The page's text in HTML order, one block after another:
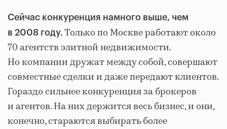
Сейчас конкуренция намного выше, чем
в 2008 году. Только по Москве работают около
70 агентств элитной недвижимости.
Но компании дружат между собой, совершают
совместные сделки и даже передают клиентов.
Гораздо сильнее конкуренция за брокеров
и агентов. На них держится весь бизнес, и они,
конечно, стараются выбирать более